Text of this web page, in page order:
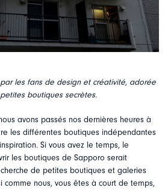
les fans de design et créativité, adorée
boutiques secrètes.
avons passés nos dernières heures à
les différentes boutiques indépendantes
Si vous avez le temps, le
les boutiques de Sapporo serait
de petites boutiques et galeries
comme nous, vous êtes à court de temps,